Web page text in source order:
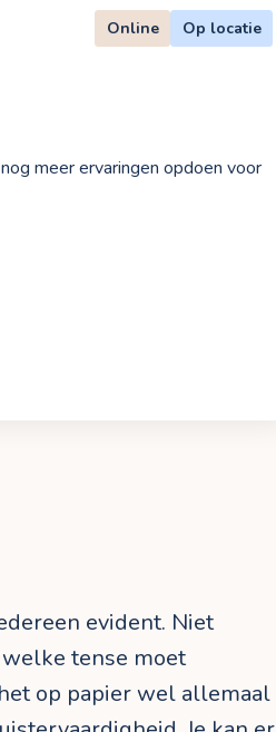
Online Op locatie
meer ervaringen opdoen voor
evident. Niet
tense moet
op papier wel allemaal